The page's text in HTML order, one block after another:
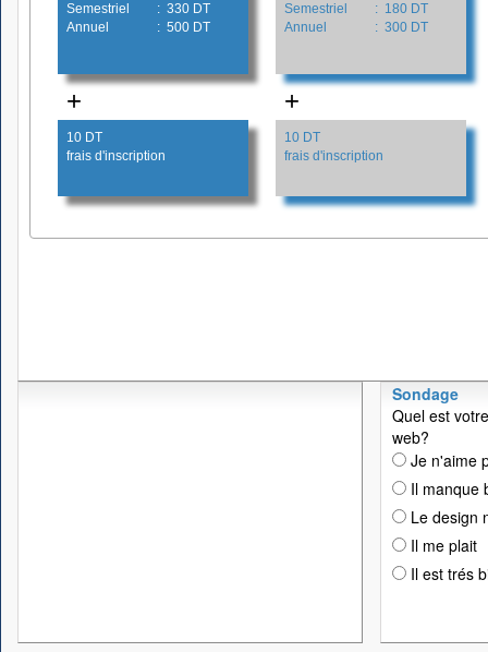
Semestriel
: 330 DT
Annuel
: 500 DT
Semestriel
: 180 DT
Annuel
: 300 DT
+ +
10 DT
frais d'inscription
10 DT
frais d'inscription
Sondage
Quel est
web?
Je n'aime
Il manque
Le design
Il me plait
Il est trés